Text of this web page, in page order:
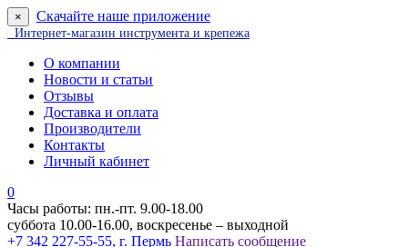
× Скачайте наше приложение
Интернет-магазин инструмента и крепежа
О компании
Новости и статьи
Отзывы
Доставка и оплата
Производители
Контакты
Личный кабинет
0
Часы работы: пн.-пт. 9.00-18.00
суббота 10.00-16.00, воскресенье – выходной
+7 342 227-55-55, г. Пермь Написать сообщение